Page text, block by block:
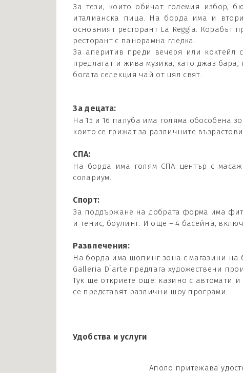
За тези, които обичат големия избор,
италианска пица. На борда има и
основният ресторант La Reggia. Корабът
ресторант с панорамна гледка.
За аперитив преди вечеря или коктейл
предлагат и жива музика, като джаз
богата селекция чай от цял свят.
За децата:
На 15 и 16 палуба има голяма обособена
които се грижат за различните
СПА:
На борда има голям СПА център с
солариум.
Спорт:
За поддържане на добрата форма има
и тенис, боулинг. И още – 4 басейна,
Развлечения:
На борда има шопинг зона с магазини на
Galleria D`arte предлага художествени
Тук ще откриете още: казино с автомати
се представят различни шоу програми.
Удобства и услуги
Аполо притежава